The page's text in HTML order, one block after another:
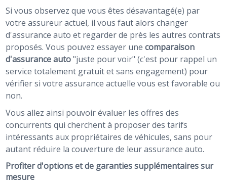
Si vous observez que vous êtes désavantagé(e) par
votre assureur actuel, il vous faut alors changer
d'assurance auto et regarder de près les autres contrats
proposés. Vous pouvez essayer une comparaison
d'assurance auto"juste pour voir" (c'est pour rappel un
service totalement gratuit et sans engagement) pour
vérifier si votre assurance actuelle vous est favorable ou
non.
Vous allez ainsi pouvoir évaluer les offres des
concurrents qui cherchent à proposer des tarifs
intéressants aux propriétaires de véhicules, sans pour
autant réduire la couverture de leur assurance auto.
Profiter d'options et de garanties supplémentaires sur
mesure